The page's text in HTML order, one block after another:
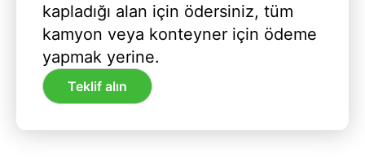
kapladığı alan için ödersiniz, tüm
kamyon veya konteyner için ödeme
yapmak yerine.
Teklif alın